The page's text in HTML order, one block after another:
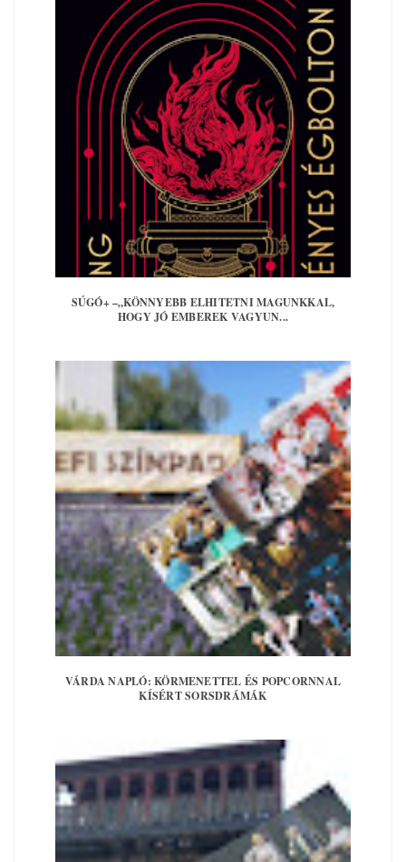
SÚGÓ+ –„KÖNNYEBB ELHITETNI MAGUNKKAL,
HOGY JÓ EMBEREK VAGYUN...
VÁRDA NAPLÓ: KÖRMENETTEL ÉS POPCORNNAL
KÍSÉRT SORSDRÁMÁK